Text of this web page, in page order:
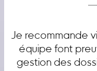
Je recommande
équipe font
gestion des